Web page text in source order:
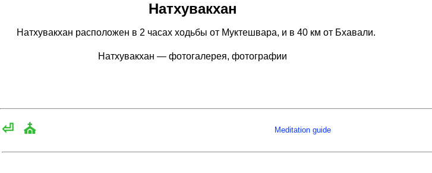
Натхувакхан
Натхувакхан расположен в 2 часах ходьбы от Муктешвара, и в 40 км от Бхавали.
Натхувакхан — фотогалерея, фотографии
⏎ ⛪ Meditation guide